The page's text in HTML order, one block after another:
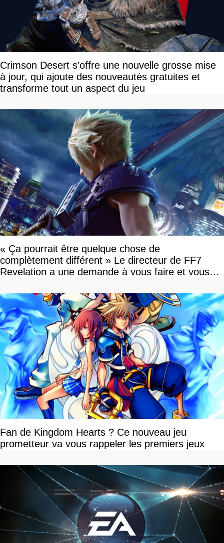
Crimson Desert s'offre une nouvelle grosse mise
à jour, qui ajoute des nouveautés gratuites et
transforme tout un aspect du jeu
« Ça pourrait être quelque chose de
complètement différent » Le directeur de FF7
Revelation a une demande à vous faire et vous
Fan de Kingdom Hearts ? Ce nouveau jeu
prometteur va vous rappeler les premiers jeux